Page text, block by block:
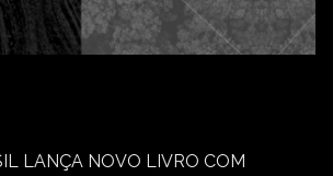
LANÇA NOVO LIVRO COM